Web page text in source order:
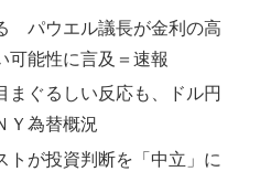
パウエル議長が金利の高
可能性に言及＝速報
まぐるしい反応も、ドル円
Ｙ為替概況
が投資判断を「中立」に